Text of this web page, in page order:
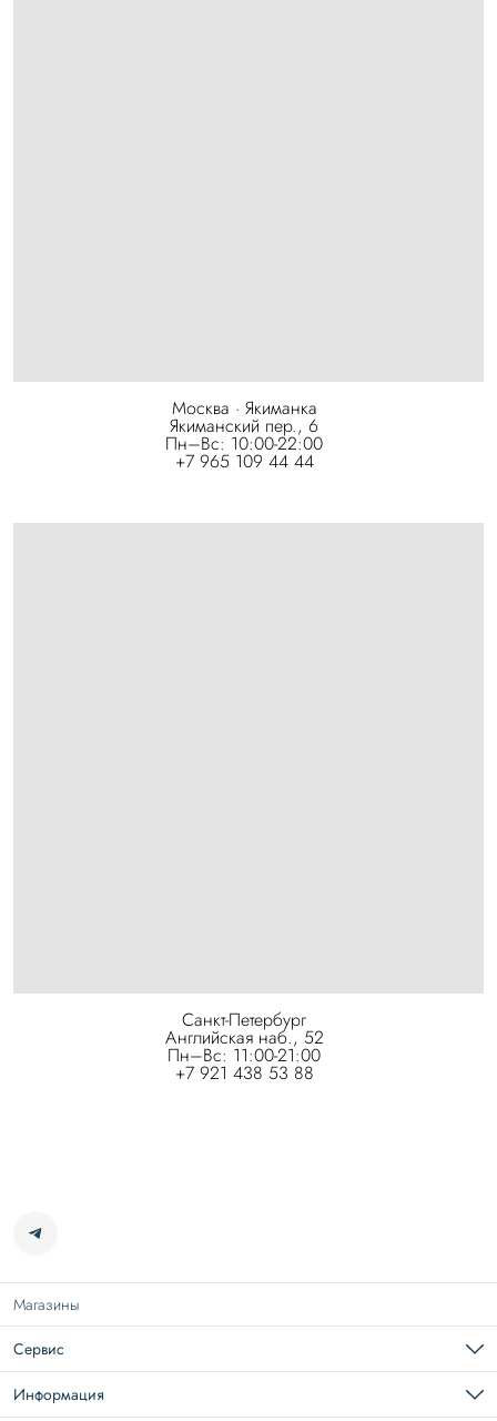
Москва · Якиманка
Якиманский пер., 6
Пн–Вс: 10:00-22:00
+7 965 109 44 44
Санкт-Петербург
Английская наб., 52
Пн–Вс: 11:00-21:00
+7 921 438 53 88
Магазины
Сервис
Подарочная карта
Доставка
Возврат
Информация